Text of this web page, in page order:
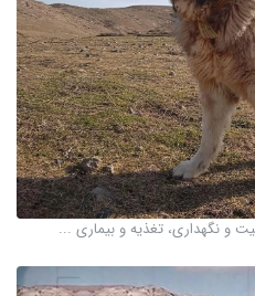
و نگهداری، تغذیه و بیماری ...